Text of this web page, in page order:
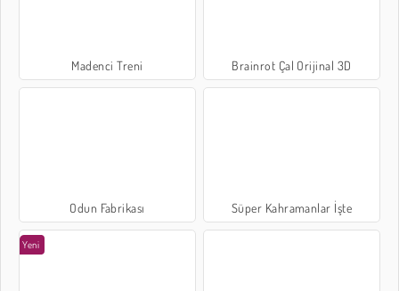
Madenci Treni Brainrot Çal Orijinal 3D
Odun Fabrikası Süper Kahramanlar İşte
Yeni